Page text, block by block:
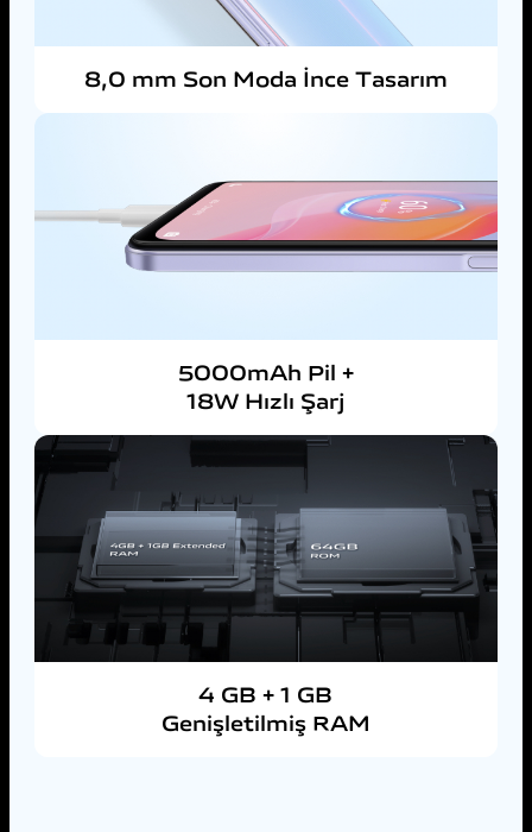
8,0 mm Son Moda İnce Tasarım
5000mAh Pil +
18W Hızlı Şarj
4 GB + 1 GB
Genişletilmiş RAM